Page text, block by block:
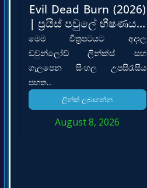
Evil Dead Burn (2026)
| ප්‍රයිස් පවුලේ භීෂණය…
මෙම චිත්‍රපටයට අදාල
ඩවුන්ලෝඩ් ලින්ක්ස් සහ
ගැලපෙන සිංහල උපසිරැසිය
පහත...
ලින්ක් ලබාගන්න
August 8, 2026